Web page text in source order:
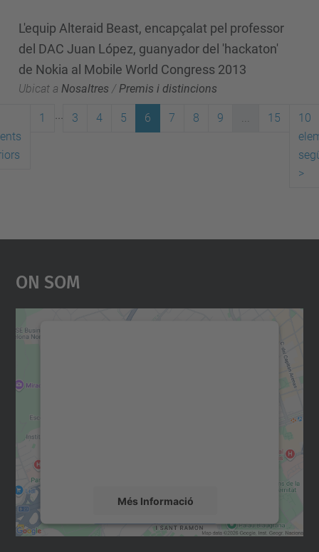
L'equip Alteraid Beast, encapçalat pel professor
del DAC Juan López, guanyador del 'hackaton'
de Nokia al Mobile World Congress 2013
Ubicat a Nosaltres /Premis i distincions
1 3 4 5 6 7 8 9 ... 15
10
>
On Som
Més Informació
Accepta